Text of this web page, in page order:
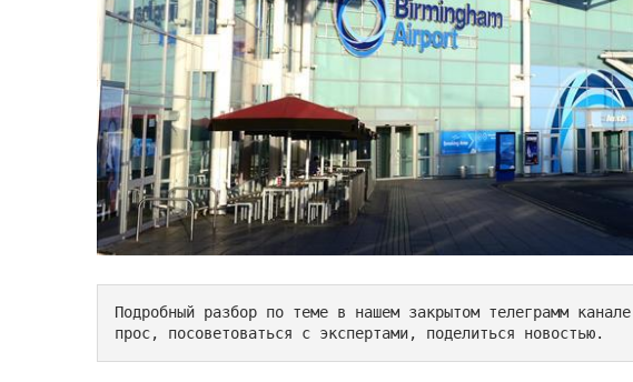
Подробный разбор по теме в нашем закрытом телеграмм канале
прос, посоветоваться с экспертами, поделиться новостью.